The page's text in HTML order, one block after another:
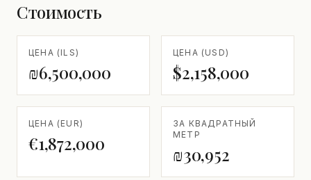
Стоимость
ЦЕНА (ILS)
₪6,500,000
ЦЕНА (USD)
$2,158,000
ЦЕНА (EUR)
€1,872,000
ЗА КВАДРАТНЫЙ
МЕТР
₪30,952